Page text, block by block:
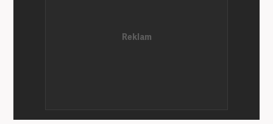
ve teknoloji kategorilerinde birçok haber ve